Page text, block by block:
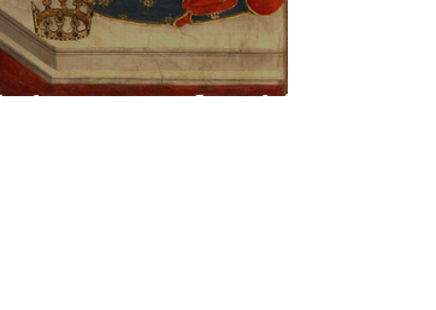
- Solennità.